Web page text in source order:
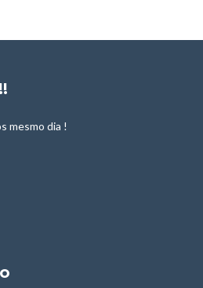
mesmo dia !